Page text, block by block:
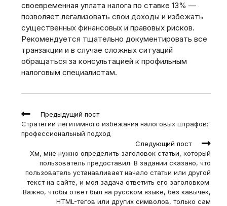
своевременная уплата налога по ставке 13% —
позволяет легализовать свои доходы и избежать
существенных финансовых и правовых рисков.
Рекомендуется тщательно документировать все
транзакции и в случае сложных ситуаций
обращаться за консультацией к профильным
налоговым специалистам.
Read
more
articles
Предыдущий пост
Стратегии легитимного избежания налоговых штрафов:
профессиональный подход
Следующий пост
Хм, мне нужно определить заголовок статьи, который
пользователь предоставил. В задании сказано, что
пользователь устанавливает начало статьи или другой
текст на сайте, и моя задача ответить его заголовком.
Важно, чтобы ответ был на русском языке, без кавычек,
HTML-тегов или других символов, только сам